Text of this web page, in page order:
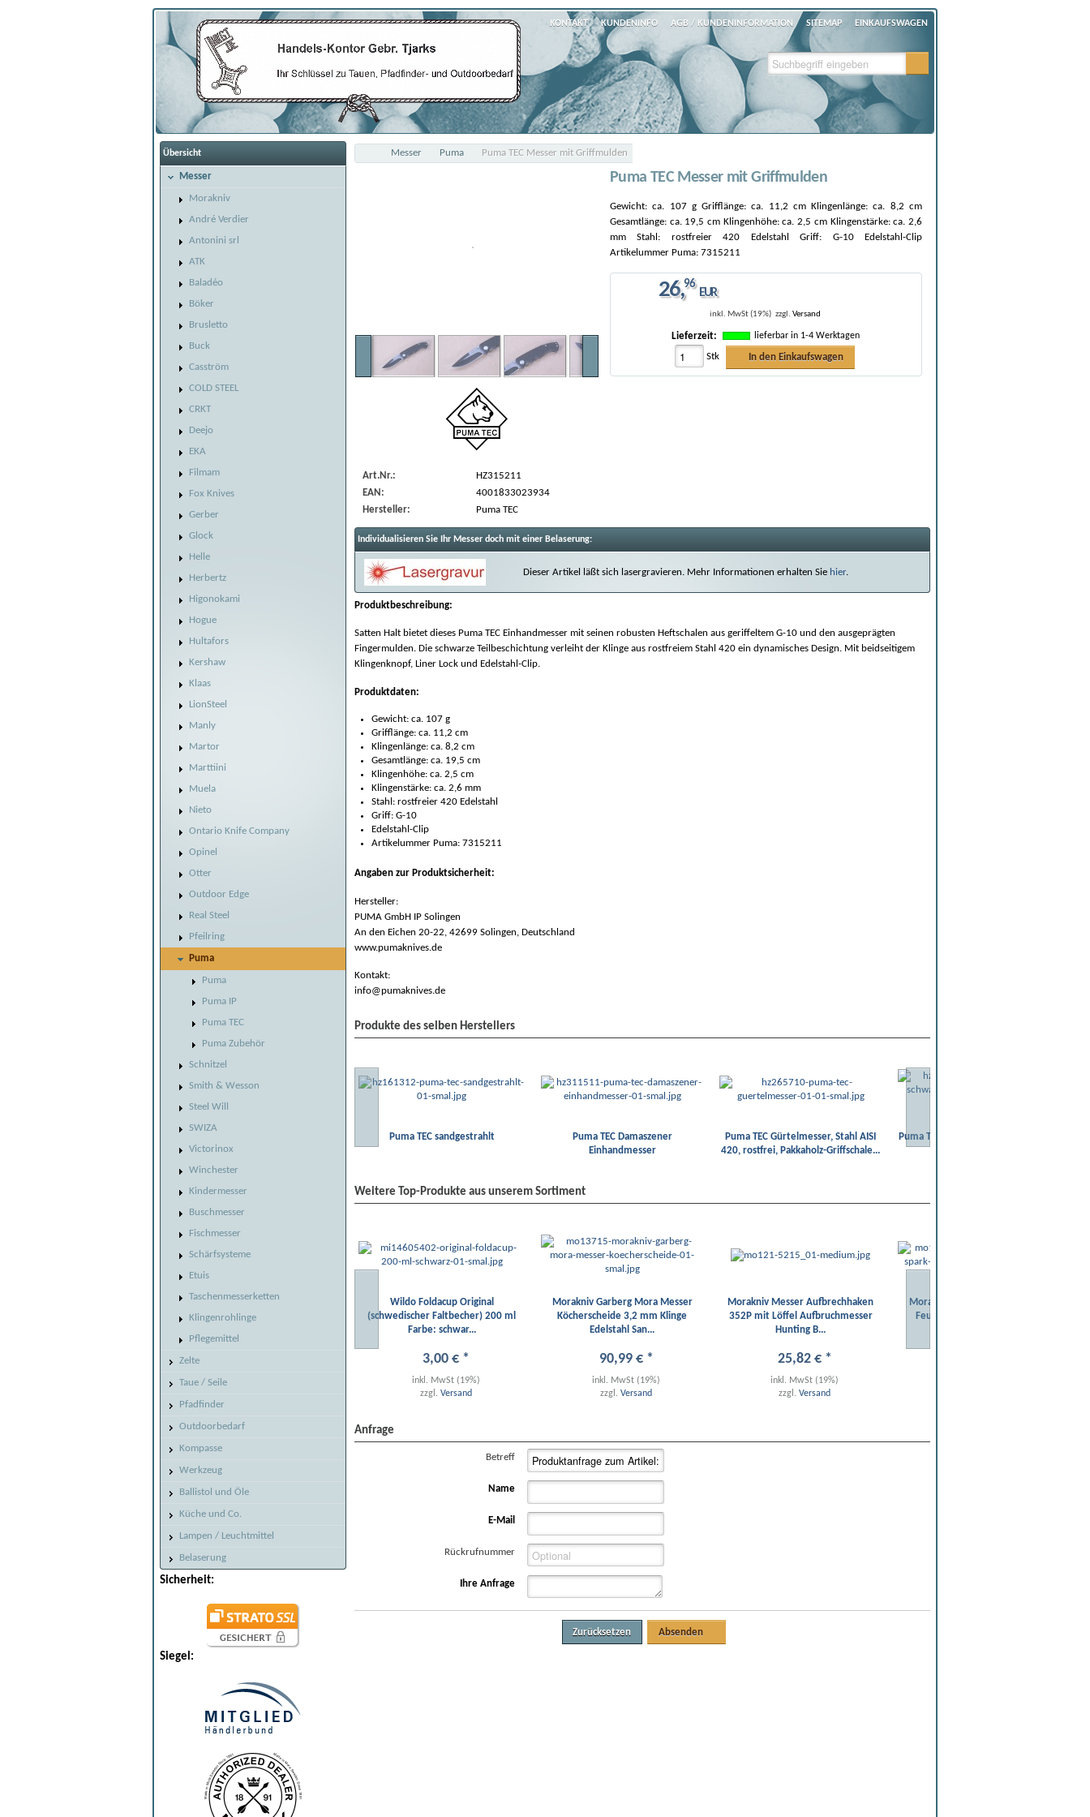
KONTAKT KUNDENINFO AGB / KUNDENINFORMATION SITEMAP EINKAUFSWAGEN
Übersicht
Messer
Morakniv
André Verdier
Antonini srl
ATK
Baladéo
Böker
Brusletto
Buck
Casström
COLD STEEL
CRKT
Deejo
EKA
Filmam
Fox Knives
Gerber
Glock
Helle
Herbertz
Higonokami
Hogue
Hultafors
Kershaw
Klaas
LionSteel
Manly
Martor
Marttiini
Muela
Nieto
Ontario Knife Company
Opinel
Otter
Outdoor Edge
Real Steel
Pfeilring
Puma
Puma
Puma IP
Puma TEC
Puma Zubehör
Schnitzel
Smith & Wesson
Steel Will
SWIZA
Victorinox
Winchester
Kindermesser
Buschmesser
Fischmesser
Schärfsysteme
Etuis
Taschenmesserketten
Klingenrohlinge
Pflegemittel
Zelte
Taue / Seile
Pfadfinder
Outdoorbedarf
Kompasse
Werkzeug
Ballistol und Öle
Küche und Co.
Lampen / Leuchtmittel
Belaserung
Sicherheit:
Siegel:
Messer Puma Puma TEC Messer mit Griffmulden
Art.Nr.:
HZ315211
EAN:
4001833023934
Hersteller:
Puma TEC
Puma TEC Messer mit Griffmulden
Gewicht: ca. 107 g Grifflänge: ca. 11,2 cm Klingenlänge: ca. 8,2 cm
Gesamtlänge: ca. 19,5 cm Klingenhöhe: ca. 2,5 cm Klingenstärke: ca. 2,6
mm Stahl: rostfreier 420 Edelstahl Griff: G-10 Edelstahl-Clip
Artikelummer Puma: 7315211
26,96
EUR
inkl. MwSt (19%) zzgl. Versand
Lieferzeit: lieferbar in 1-4 Werktagen
Stk In den Einkaufswagen
Individualisieren Sie Ihr Messer doch mit einer Belaserung:
Dieser Artikel läßt sich lasergravieren. Mehr Informationen erhalten Sie hier.
Produktbeschreibung:
Satten Halt bietet dieses Puma TEC Einhandmesser mit seinen robusten Heftschalen aus geriffeltem G-10 und den ausgeprägten
Fingermulden. Die schwarze Teilbeschichtung verleiht der Klinge aus rostfreiem Stahl 420 ein dynamisches Design. Mit beidseitigem
Klingenknopf, Liner Lock und Edelstahl-Clip.
Produktdaten:
Gewicht: ca. 107 g
Grifflänge: ca. 11,2 cm
Klingenlänge: ca. 8,2 cm
Gesamtlänge: ca. 19,5 cm
Klingenhöhe: ca. 2,5 cm
Klingenstärke: ca. 2,6 mm
Stahl: rostfreier 420 Edelstahl
Griff: G-10
Edelstahl-Clip
Artikelummer Puma: 7315211
Angaben zur Produktsicherheit:
Hersteller:
PUMA GmbH IP Solingen
An den Eichen 20-22, 42699 Solingen, Deutschland
www.pumaknives.de
Kontakt:
info@pumaknives.de
Produkte des selben Herstellers
Puma TEC sandgestrahlt
Puma TEC Damaszener
Einhandmesser
Puma TEC Gürtelmesser, Stahl AISI
420, rostfrei, Pakkaholz-Griffschale...
Puma TEC Machete in schwarz 44 cm
Weitere Top-Produkte aus unserem Sortiment
Wildo Foldacup Original
(schwedischer Faltbecher) 200 ml
Farbe: schwar...
3,00 €*
inkl. MwSt (19%)
zzgl. Versand
Morakniv Garberg Mora Messer
Köcherscheide 3,2 mm Klinge
Edelstahl San...
90,99 €*
inkl. MwSt (19%)
zzgl. Versand
Morakniv Messer Aufbrechhaken
352P mit Löffel Aufbruchmesser
Hunting B...
25,82 €*
inkl. MwSt (19%)
zzgl. Versand
Morakniv Companion Spark Red
Feuermesser rostfreier Stahl
Anfrage
Betreff
Name
E-Mail
Rückrufnummer
Ihre Anfrage
Zurücksetzen Absenden